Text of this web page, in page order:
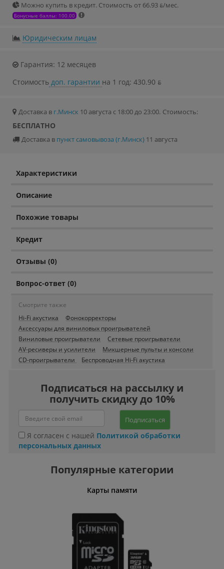
Можно купить в кредит. Стоимость от 66.93 ƃ/мec.
Бонусные баллы: 100.00
Юридическим лицам
Гарантия: 12 месяцев
Стоимость доп. гарантии на 1 год: 430.90 ƃ
Доставка в г.Минск 10 августа с 18:00 до 23:00. Стоимость:
БЕСПЛАТНО
Доставка в пункт самовывоза (г.Минск) 11 августа
Характеристики
Описание
Похожие товары
Кредит
Отзывы (0)
Вопрос-ответ (0)
Смотрите также
Hi-Fi акустика
Фонокорректоры
Аксессуары для виниловых проигрывателей
Виниловые проигрыватели
Сетевые проигрыватели
AV-ресиверы и усилители
Микшерные пульты и консоли
CD-проигрыватели
Беспроводная Hi-Fi акустика
Подписаться на рассылку и
получить скидку до 10%
Подписаться
Я согласен с нашей Политикой обработки
персональных данных
Популярные категории
Карты памяти